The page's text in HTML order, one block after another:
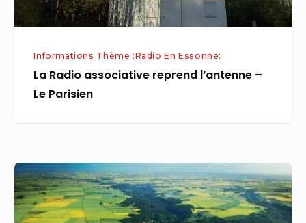
Informations Thème :Radio En Essonne:
La Radio associative reprend l’antenne –
Le Parisien
Etampois
Sud-
Essonne